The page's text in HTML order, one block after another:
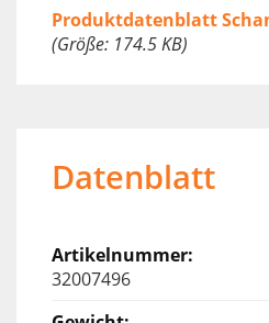
Produktdatenblatt
(Größe: 174.5 KB)
Datenblatt
32007496